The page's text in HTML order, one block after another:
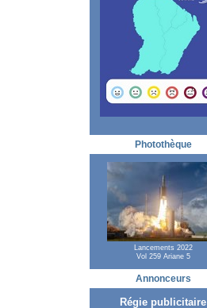
Photothèque
Lancements 2022
Vol 259 Ariane 5
Annonceurs
Régie publicitaire